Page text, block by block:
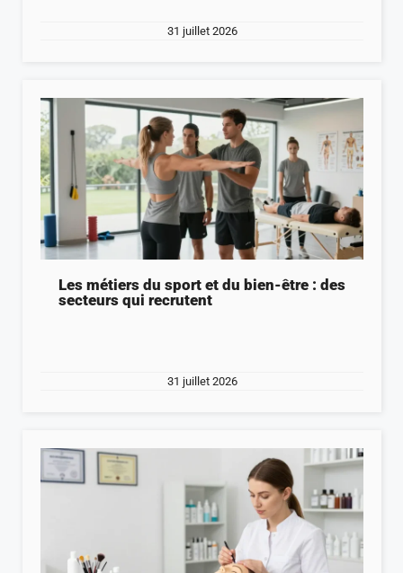
31 juillet 2026
Les métiers du sport et du bien-être : des
secteurs qui recrutent
31 juillet 2026